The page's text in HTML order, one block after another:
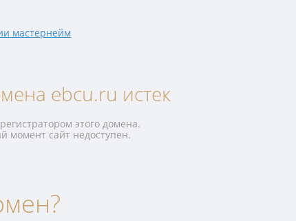
ebcu.ru истек
этого домена.
момент сайт недоступен.